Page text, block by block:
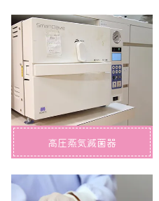
高圧蒸気滅菌器